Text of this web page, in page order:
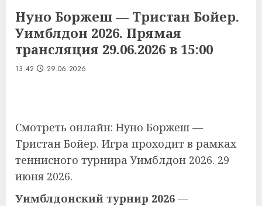
Нуно Боржеш — Тристан Бойер.
Уимблдон 2026. Прямая
трансляция 29.06.2026 в 15:00
13:42 29.06.2026
Смотреть онлайн: Нуно Боржеш —
Тристан Бойер. Игра проходит в рамках
теннисного турнира Уимблдон 2026. 29
июня 2026.
Уимблдонский турнир 2026 —